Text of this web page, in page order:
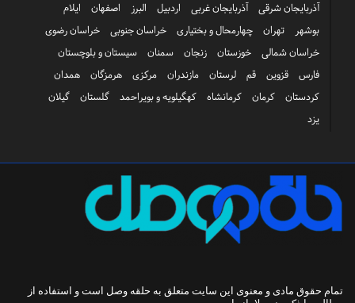
آذربایجان شرقی آذربایجان غربی اردبیل البرز اصفهان
ایلام
بوشهر
تهران چهارمحال و بختیاری خراسان جنوبی
خراسان رضوی
خراسان شمالی
خوزستان زنجان سمنان
سیستان و بلوچستان
فارس
قزوین قم لرستان مازندران مرکزی هرمزگان
همدان
کردستان
کرمان کرمانشاه کهگیلویه و بویراحمد گلستان
گیلان
یزد
تمام حقوق مادی و معنوی این سایت متعلق به حلقه وصل است و استفاده از